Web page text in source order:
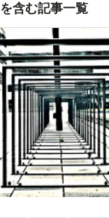
を含む記事一覧